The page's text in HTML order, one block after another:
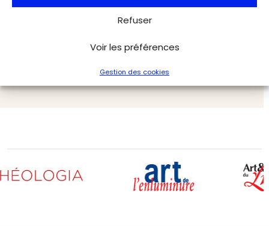
Refuser
Voir les préférences
Gestion des cookies